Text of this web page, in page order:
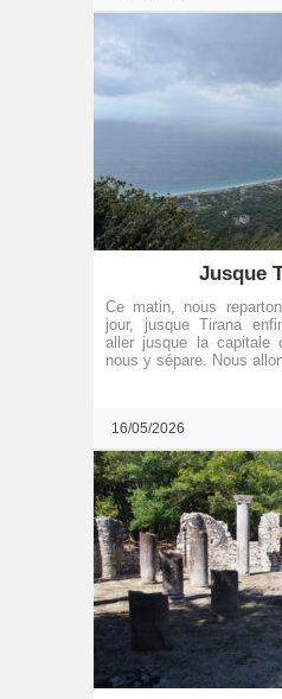
Jusque
Ce matin, nous
jour, jusque Tirana
aller jusque la capitale
nous y sépare. Nous
16/05/2026